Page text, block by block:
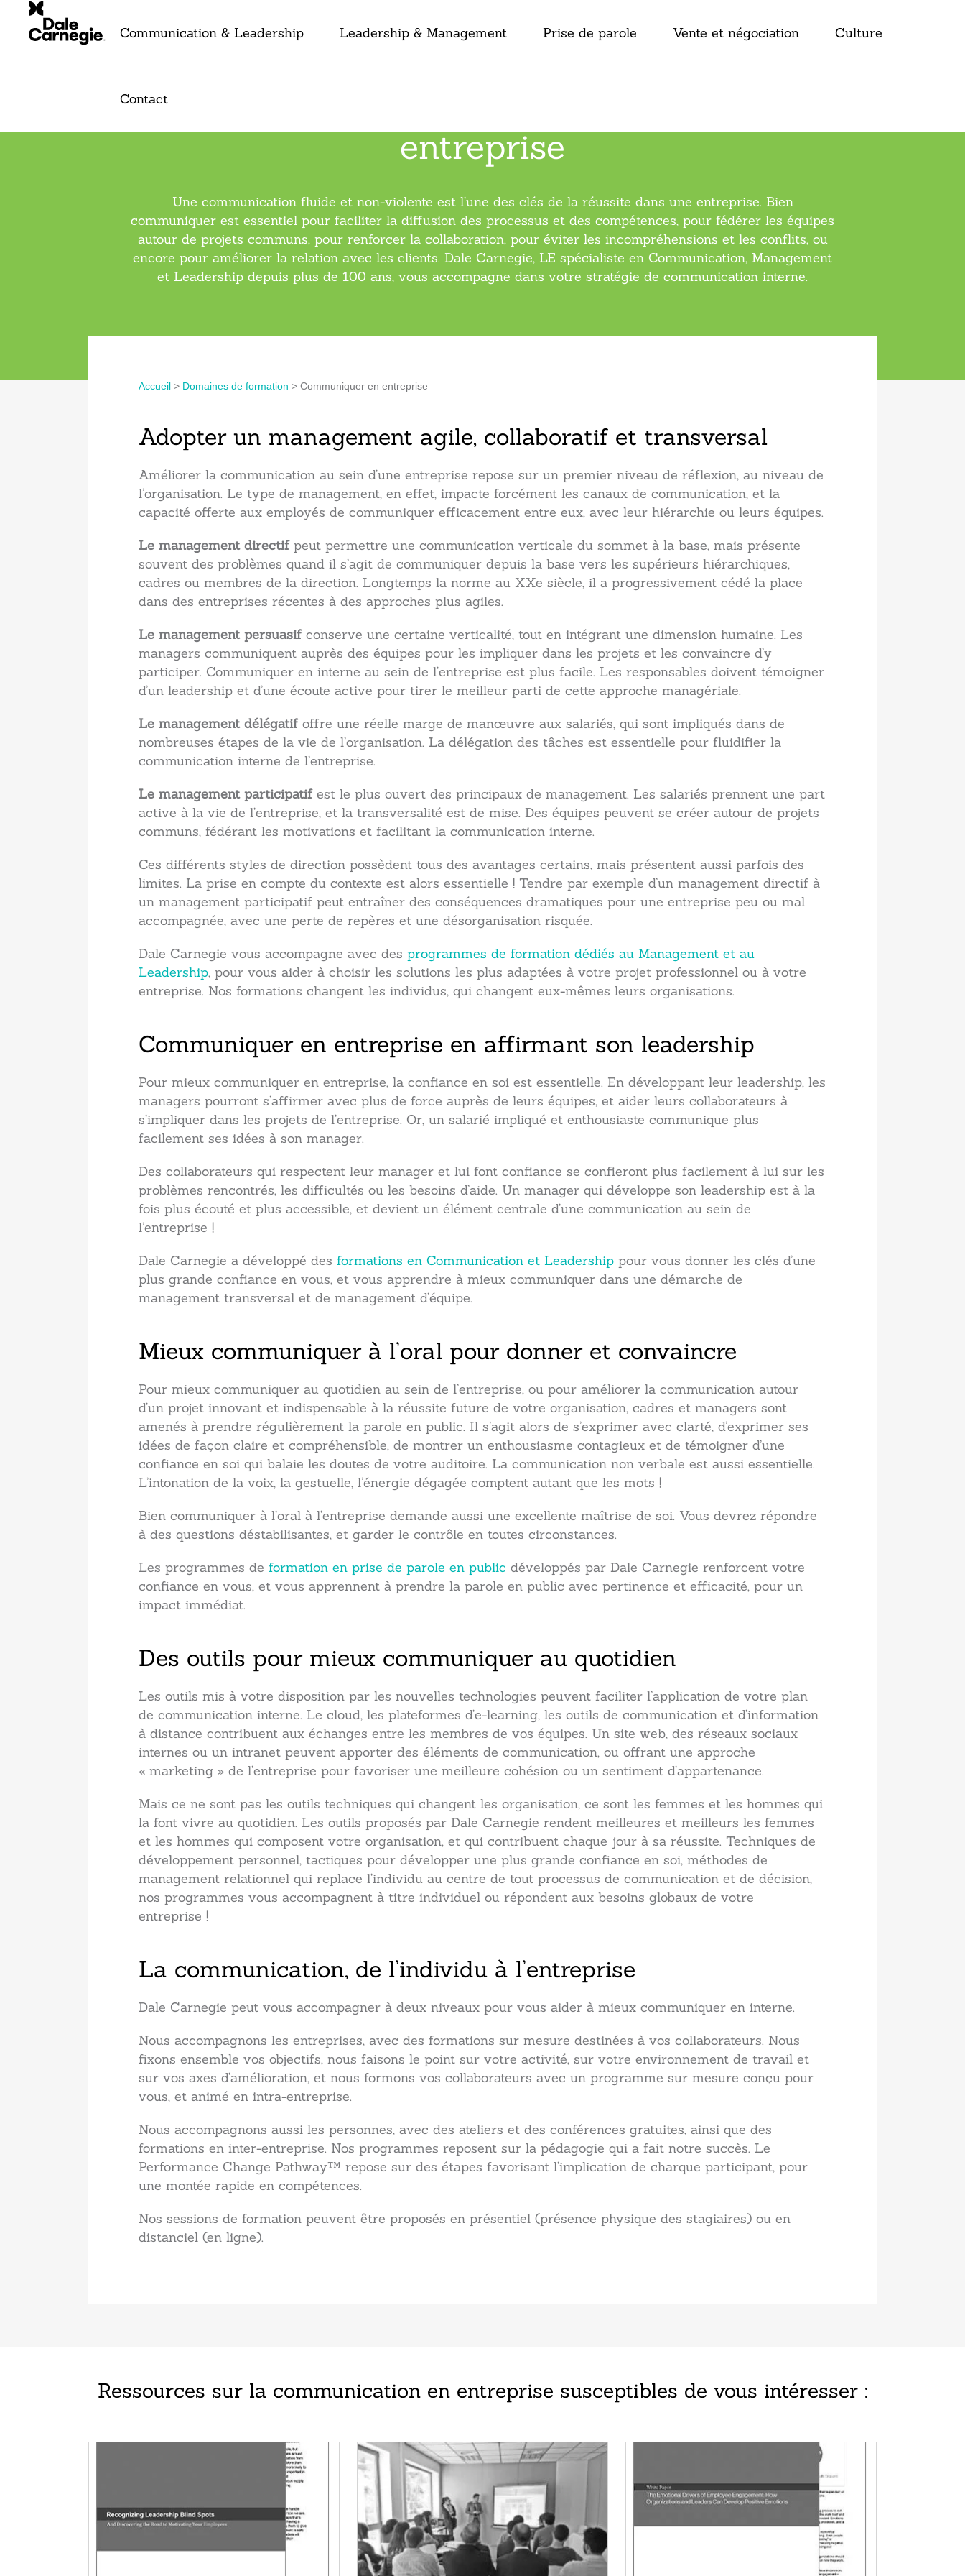
Communication & Leadership Leadership & Management Prise de parole Vente et négociation Culture
Contact
entreprise
Une communication fluide et non-violente est l’une des clés de la réussite dans une entreprise. Bien
communiquer est essentiel pour faciliter la diffusion des processus et des compétences, pour fédérer les équipes
autour de projets communs, pour renforcer la collaboration, pour éviter les incompréhensions et les conflits, ou
encore pour améliorer la relation avec les clients. Dale Carnegie, LE spécialiste en Communication, Management
et Leadership depuis plus de 100 ans, vous accompagne dans votre stratégie de communication interne.
Accueil > Domaines de formation > Communiquer en entreprise
Adopter un management agile, collaboratif et transversal
Améliorer la communication au sein d’une entreprise repose sur un premier niveau de réflexion, au niveau de
l’organisation. Le type de management, en effet, impacte forcément les canaux de communication, et la
capacité offerte aux employés de communiquer efficacement entre eux, avec leur hiérarchie ou leurs équipes.
Le management directifpeut permettre une communication verticale du sommet à la base, mais présente
souvent des problèmes quand il s’agit de communiquer depuis la base vers les supérieurs hiérarchiques,
cadres ou membres de la direction. Longtemps la norme au XXe siècle, il a progressivement cédé la place
dans des entreprises récentes à des approches plus agiles.
Le management persuasifconserve une certaine verticalité, tout en intégrant une dimension humaine. Les
managers communiquent auprès des équipes pour les impliquer dans les projets et les convaincre d’y
participer. Communiquer en interne au sein de l’entreprise est plus facile. Les responsables doivent témoigner
d’un leadership et d’une écoute active pour tirer le meilleur parti de cette approche managériale.
Le management délégatifoffre une réelle marge de manœuvre aux salariés, qui sont impliqués dans de
nombreuses étapes de la vie de l’organisation. La délégation des tâches est essentielle pour fluidifier la
communication interne de l’entreprise.
Le management participatifest le plus ouvert des principaux de management. Les salariés prennent une part
active à la vie de l’entreprise, et la transversalité est de mise. Des équipes peuvent se créer autour de projets
communs, fédérant les motivations et facilitant la communication interne.
Ces différents styles de direction possèdent tous des avantages certains, mais présentent aussi parfois des
limites. La prise en compte du contexte est alors essentielle ! Tendre par exemple d’un management directif à
un management participatif peut entraîner des conséquences dramatiques pour une entreprise peu ou mal
accompagnée, avec une perte de repères et une désorganisation risquée.
Dale Carnegie vous accompagne avec des programmes de formation dédiés au Management et au
Leadership, pour vous aider à choisir les solutions les plus adaptées à votre projet professionnel ou à votre
entreprise. Nos formations changent les individus, qui changent eux-mêmes leurs organisations.
Communiquer en entreprise en affirmant son leadership
Pour mieux communiquer en entreprise, la confiance en soi est essentielle. En développant leur leadership, les
managers pourront s’affirmer avec plus de force auprès de leurs équipes, et aider leurs collaborateurs à
s’impliquer dans les projets de l’entreprise. Or, un salarié impliqué et enthousiaste communique plus
facilement ses idées à son manager.
Des collaborateurs qui respectent leur manager et lui font confiance se confieront plus facilement à lui sur les
problèmes rencontrés, les difficultés ou les besoins d’aide. Un manager qui développe son leadership est à la
fois plus écouté et plus accessible, et devient un élément centrale d’une communication au sein de
l’entreprise !
Dale Carnegie a développé des formations en Communication et Leadership pour vous donner les clés d’une
plus grande confiance en vous, et vous apprendre à mieux communiquer dans une démarche de
management transversal et de management d’équipe.
Mieux communiquer à l’oral pour donner et convaincre
Pour mieux communiquer au quotidien au sein de l’entreprise, ou pour améliorer la communication autour
d’un projet innovant et indispensable à la réussite future de votre organisation, cadres et managers sont
amenés à prendre régulièrement la parole en public. Il s’agit alors de s’exprimer avec clarté, d’exprimer ses
idées de façon claire et compréhensible, de montrer un enthousiasme contagieux et de témoigner d’une
confiance en soi qui balaie les doutes de votre auditoire. La communication non verbale est aussi essentielle.
L’intonation de la voix, la gestuelle, l’énergie dégagée comptent autant que les mots !
Bien communiquer à l’oral à l’entreprise demande aussi une excellente maîtrise de soi. Vous devrez répondre
à des questions déstabilisantes, et garder le contrôle en toutes circonstances.
Les programmes de formation en prise de parole en public développés par Dale Carnegie renforcent votre
confiance en vous, et vous apprennent à prendre la parole en public avec pertinence et efficacité, pour un
impact immédiat.
Des outils pour mieux communiquer au quotidien
Les outils mis à votre disposition par les nouvelles technologies peuvent faciliter l’application de votre plan
de communication interne. Le cloud, les plateformes d’e-learning, les outils de communication et d’information
à distance contribuent aux échanges entre les membres de vos équipes. Un site web, des réseaux sociaux
internes ou un intranet peuvent apporter des éléments de communication, ou offrant une approche
« marketing » de l’entreprise pour favoriser une meilleure cohésion ou un sentiment d’appartenance.
Mais ce ne sont pas les outils techniques qui changent les organisation, ce sont les femmes et les hommes qui
la font vivre au quotidien. Les outils proposés par Dale Carnegie rendent meilleures et meilleurs les femmes
et les hommes qui composent votre organisation, et qui contribuent chaque jour à sa réussite. Techniques de
développement personnel, tactiques pour développer une plus grande confiance en soi, méthodes de
management relationnel qui replace l’individu au centre de tout processus de communication et de décision,
nos programmes vous accompagnent à titre individuel ou répondent aux besoins globaux de votre
entreprise !
La communication, de l’individu à l’entreprise
Dale Carnegie peut vous accompagner à deux niveaux pour vous aider à mieux communiquer en interne.
Nous accompagnons les entreprises, avec des formations sur mesure destinées à vos collaborateurs. Nous
fixons ensemble vos objectifs, nous faisons le point sur votre activité, sur votre environnement de travail et
sur vos axes d’amélioration, et nous formons vos collaborateurs avec un programme sur mesure conçu pour
vous, et animé en intra-entreprise.
Nous accompagnons aussi les personnes, avec des ateliers et des conférences gratuites, ainsi que des
formations en inter-entreprise. Nos programmes reposent sur la pédagogie qui a fait notre succès. Le
Performance Change Pathway™ repose sur des étapes favorisant l’implication de charque participant, pour
une montée rapide en compétences.
Nos sessions de formation peuvent être proposés en présentiel (présence physique des stagiaires) ou en
distanciel (en ligne).
Ressources sur la communication en entreprise susceptibles de vous intéresser :